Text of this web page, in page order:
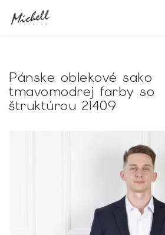
Pánske oblekové sako
tmavomodrej farby so
štruktúrou 21409